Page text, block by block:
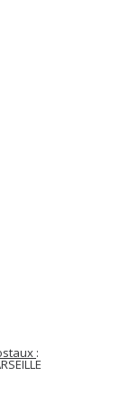
: